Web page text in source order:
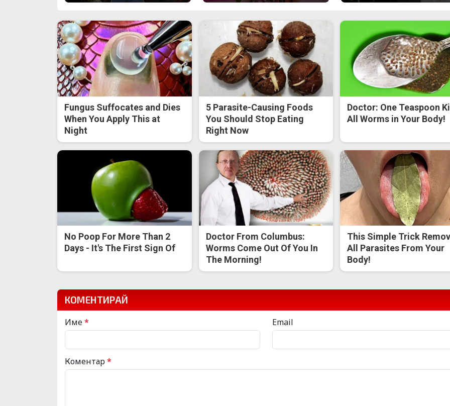
Fungus Suffocates and Dies
When You Apply This at
Night
5 Parasite-Causing Foods
You Should Stop Eating
Right Now
Doctor: One Teaspoon
All Worms in Your Body!
No Poop For More Than 2
Days - It's The First Sign Of
Doctor From Columbus:
Worms Come Out Of You In
The Morning!
This Simple Trick
All Parasites From Your
Body!
КОМЕНТИРАЙ
Име* Email
Коментар*